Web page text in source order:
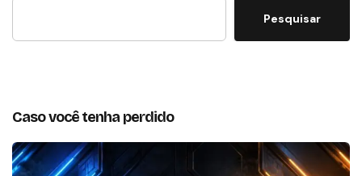
Pesquisar
Caso você tenha perdido